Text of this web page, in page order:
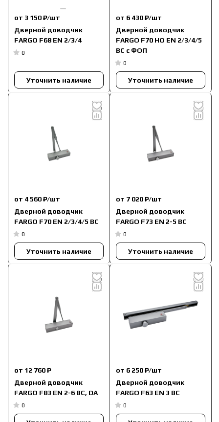
от 3 150 ₽/шт
Дверной доводчик
FARGO F68 EN 2/3/4
0
Уточнить наличие
от 6 430 ₽/шт
Дверной доводчик
FARGO F70 НО EN 2/3/4/5
ВС с ФОП
0
Уточнить наличие
от 4 560 ₽/шт
Дверной доводчик
FARGO F70 EN 2/3/4/5 ВС
0
Уточнить наличие
от 7 020 ₽/шт
Дверной доводчик
FARGO F73 EN 2-5 ВС
0
Уточнить наличие
от 12 760 ₽
Дверной доводчик
FARGO F83 EN 2-6 ВС, DA
0
от 6 250 ₽/шт
Дверной доводчик
FARGO F63 EN 3 ВС
0